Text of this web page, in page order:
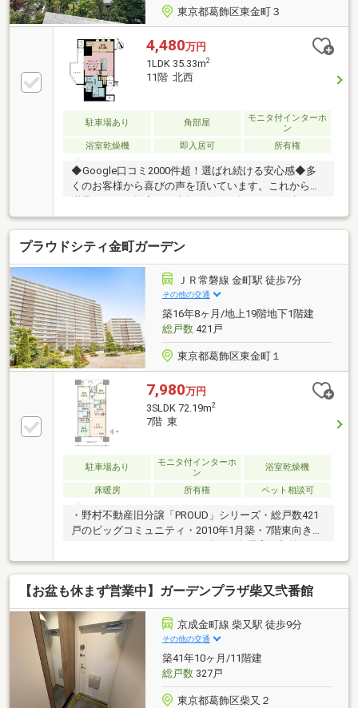
東京都葛飾区東金町３
4,480万円
1LDK 35.33m2
11階 北西
駐車場あり 角部屋
モニタ付インターホ
ン
浴室乾燥機
即入居可 所有権
◆Google口コミ2000件超！選ばれ続ける安心感◆多
くのお客様から喜びの声を頂いています。これからも
す。◆購入はゴールではなく幸せな未来へのスタート
◆住み始めてからの不安や悩みも、TOHO HOUSE
CLUBが将来サポート。お客様一人ひとりの安心を守る
ため、いつもずっと人生に寄り添い、豊かな未来を支
え続けます。◆ローン相談大歓迎！頭金0円からの購
入も可能◆将来のライフイベントを見据え、無理のな
い資金計画をプロがアドバイス。お問合せは【資料請
求】又は【フリーダイヤル】へお気軽にお問い合わせ
ください。
プラウドシティ金町ガーデン
ＪＲ常磐線 金町駅 徒歩7分
その他の交通
築16年8ヶ月/地上19階地下1階建
総戸数421戸
東京都葛飾区東金町１
7,980万円
3SLDK 72.19m2
7階 東
駐車場あり
モニタ付インターホ
ン
浴室乾燥機
床暖房 所有権 ペット相談可
・野村不動産旧分譲「PROUD」シリーズ・総戸数421
戸のビッグコミュニティ・2010年1月築・7階東向き住
り・ペット飼育可能(規約有)・宅配ボックス設置～充
実した共用施設～・ライブラリー・ゲストルーム・多
目的ルーム・キッズルーム・ラウンジ・カフェ・ミニ
ショップ
【お盆も休まず営業中】ガーデンプラザ柴又弐番館
京成金町線 柴又駅 徒歩9分
その他の交通
築41年10ヶ月/11階建
総戸数327戸
東京都葛飾区柴又２